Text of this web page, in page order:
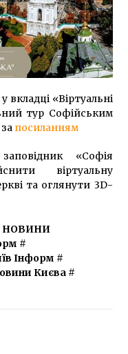
на “Золота
профспілок у Києві
Україні обійшовся
Ізраїлю Нетаньяху
у вкладці «Віртуальні
тур Софійським
посиланням
«Софія
віртуальну
та оглянути 3D-
НОВИНИ
#
Інформ #
Києва#